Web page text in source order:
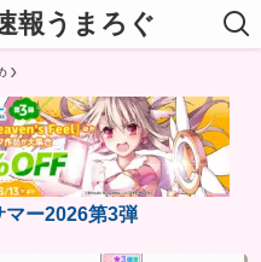
報うまろぐ
マー2026第3弾